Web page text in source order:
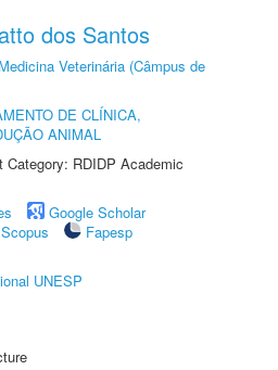
dos Santos
Veterinária (Câmpus de
DE CLÍNICA,
ANIMAL
RDIDP Academic
Google Scholar
Scopus
Fapesp
UNESP